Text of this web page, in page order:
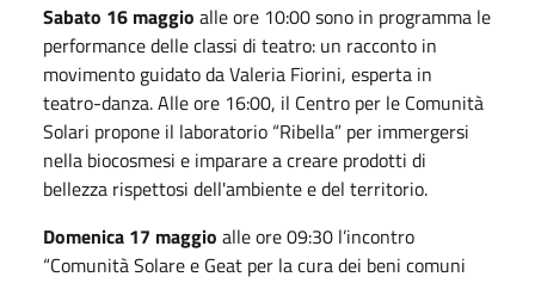
Sabato 16 maggio alle ore 10:00sono in programma le
performance delle classi di teatro: un racconto in
movimento guidato da Valeria Fiorini, esperta in
teatro-danza. Alle ore 16:00, il Centro per le Comunità
Solari propone il laboratorio “Ribella” per immergersi
nella biocosmesi e imparare a creare prodotti di
bellezza rispettosi dell'ambiente e del territorio.
Domenica 17 maggio alle ore09:30 l’incontro
“Comunità Solare e Geat per la cura dei beni comuni